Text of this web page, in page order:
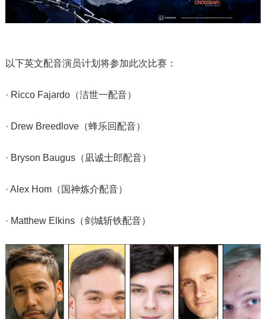
以下英文配音演员计划将参加此次比赛：
· Ricco Fajardo（洁世一配音）
· Drew Breedlove（蜂乐回配音）
· Bryson Baugus（凪诚士郎配音）
· Alex Hom（国神炼介配音）
· Matthew Elkins（剑城斩铁配音）